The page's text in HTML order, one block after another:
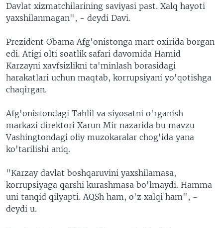
Davlat xizmatchilarining saviyasi past. Xalq hayoti
yaxshilanmagan", - deydi Davi.
Prezident Obama Afg'onistonga mart oxirida borgan
edi. Atigi olti soatlik safari davomida Hamid
Karzayni xavfsizlikni ta'minlash borasidagi
harakatlari uchun maqtab, korrupsiyani yo'qotishga
chaqirgan.
Afg'onistondagi Tahlil va siyosatni o'rganish
markazi direktori Xarun Mir nazarida bu mavzu
Vashingtondagi oliy muzokaralar chog'ida yana
ko'tarilishi aniq.
"Karzay davlat boshqaruvini yaxshilamasa,
korrupsiyaga qarshi kurashmasa bo'lmaydi. Hamma
uni tanqid qilyapti. AQSh ham, o'z xalqi ham", -
deydi u.